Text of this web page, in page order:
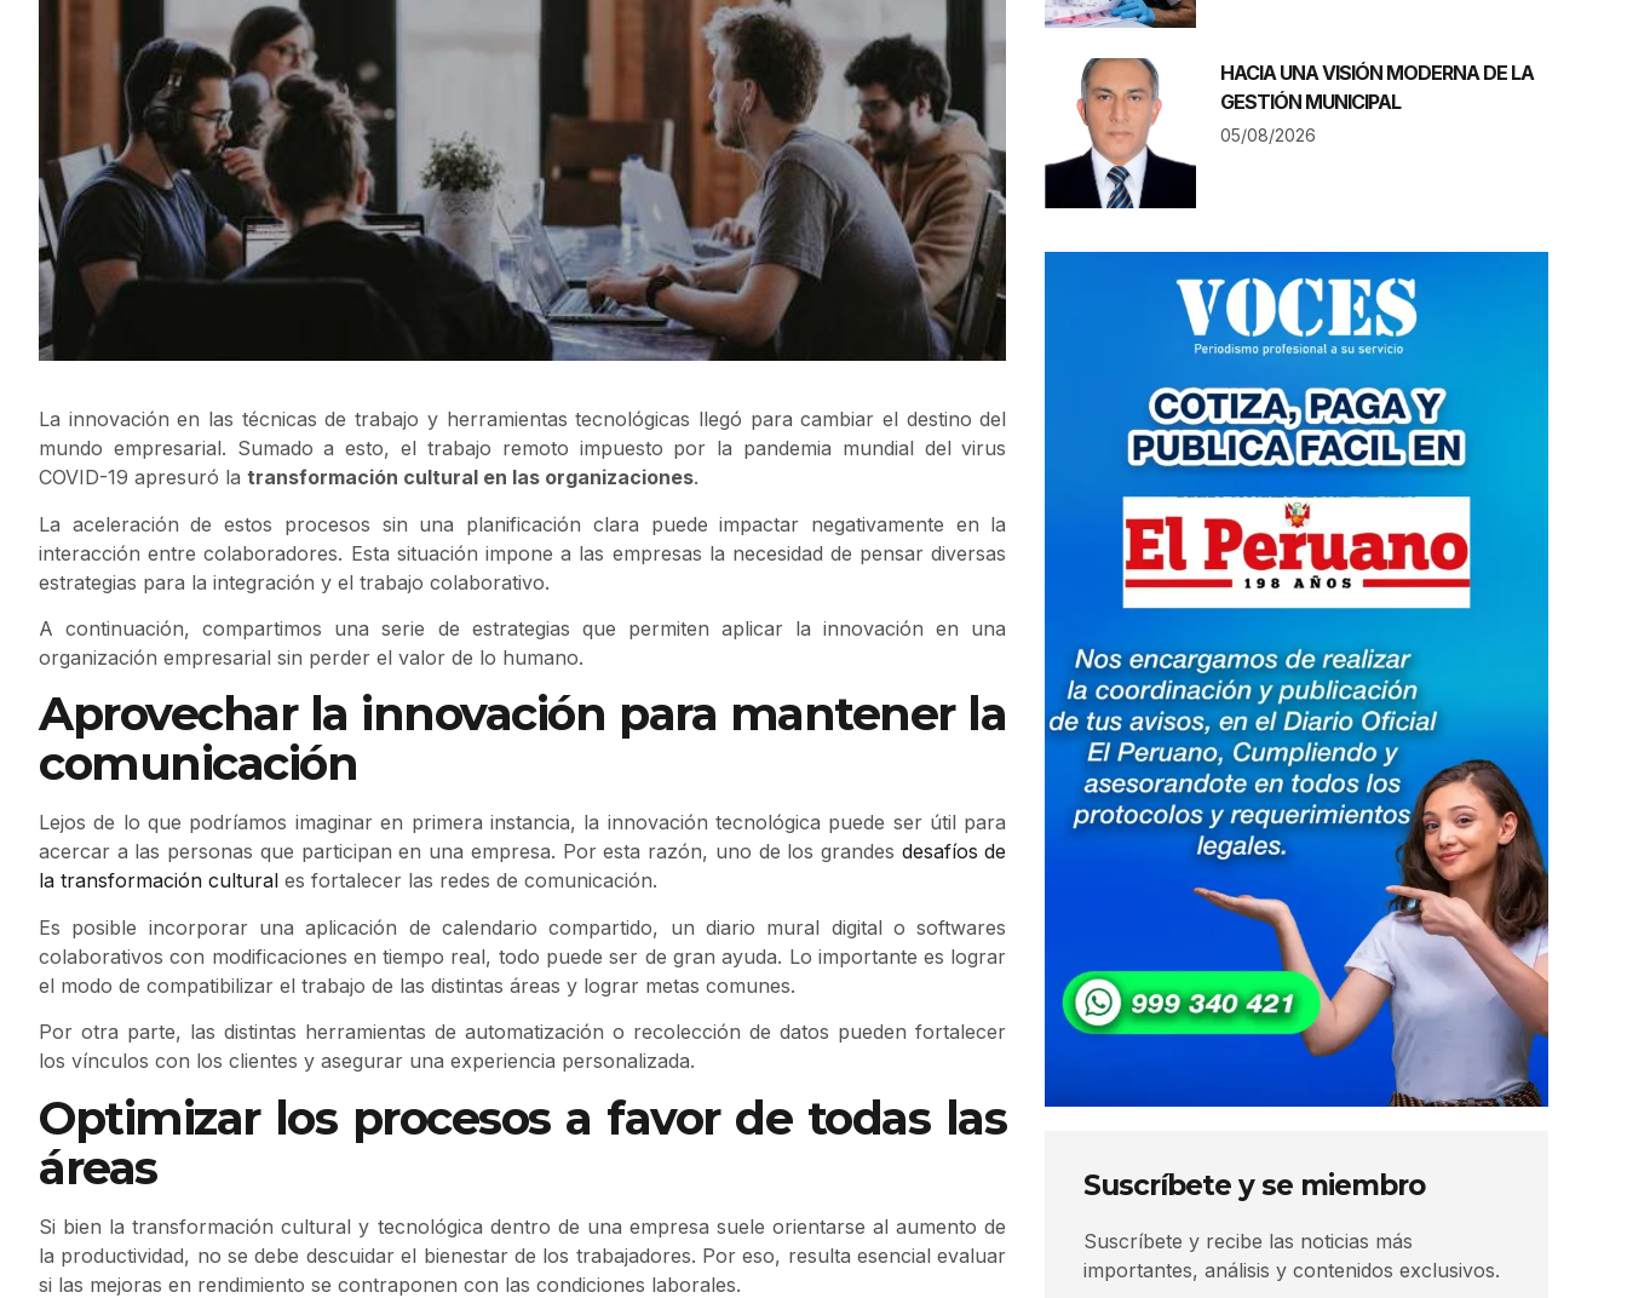
La innovación en las técnicas de trabajo y herramientas tecnológicas llegó para cambiar el destino del
mundo empresarial. Sumado a esto, el trabajo remoto impuesto por la pandemia mundial del virus
COVID-19 apresuró la transformación cultural en las organizaciones.
La aceleración de estos procesos sin una planificación clara puede impactar negativamente en la
interacción entre colaboradores. Esta situación impone a las empresas la necesidad de pensar diversas
estrategias para la integración y el trabajo colaborativo.
A continuación, compartimos una serie de estrategias que permiten aplicar la innovación en una
organización empresarial sin perder el valor de lo humano.
Aprovechar la innovación para mantener la
comunicación
Lejos de lo que podríamos imaginar en primera instancia, la innovación tecnológica puede ser útil para
acercar a las personas que participan en una empresa. Por esta razón, uno de los grandes desafíos de
la transformación cultural es fortalecer las redes de comunicación.
Es posible incorporar una aplicación de calendario compartido, un diario mural digital o softwares
colaborativos con modificaciones en tiempo real, todo puede ser de gran ayuda. Lo importante es lograr
el modo de compatibilizar el trabajo de las distintas áreas y lograr metas comunes.
Por otra parte, las distintas herramientas de automatización o recolección de datos pueden fortalecer
los vínculos con los clientes y asegurar una experiencia personalizada.
Optimizar los procesos a favor de todas las
áreas
Si bien la transformación cultural y tecnológica dentro de una empresa suele orientarse al aumento de
la productividad, no se debe descuidar el bienestar de los trabajadores. Por eso, resulta esencial evaluar
si las mejoras en rendimiento se contraponen con las condiciones laborales.
HACIA UNA VISIÓN MODERNA DE LA
GESTIÓN MUNICIPAL
05/08/2026
Suscríbete y se miembro
Suscríbete y recibe las noticias más
importantes, análisis y contenidos exclusivos.